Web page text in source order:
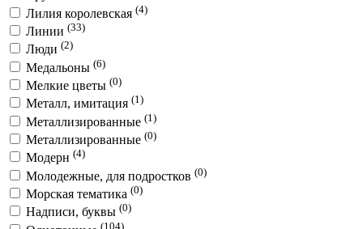
Лилия королевская (4)
Линии (33)
Люди (2)
Медальоны (6)
Мелкие цветы (0)
Металл, имитация (1)
Металлизированные (1)
Металлизированные (0)
Модерн (4)
Молодежные, для подростков (0)
Морская тематика (0)
Надписи, буквы (0)
(104)